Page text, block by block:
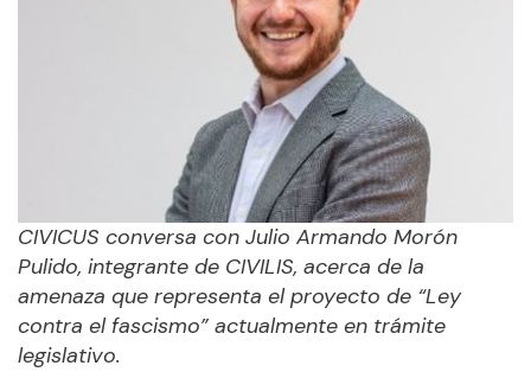
CIVICUS conversa con Julio Armando Morón
Pulido, integrante de CIVILIS, acerca de la
amenaza que representa el proyecto de “Ley
contra el fascismo” actualmente en trámite
legislativo.